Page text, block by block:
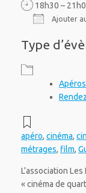
18h30 –
Ajouter
Type
apéro, cinéma,
métrages, film,
L’association
« cinéma de